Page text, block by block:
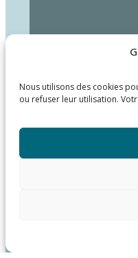
Nous utilisons des cookies
ou refuser leur utilisation.